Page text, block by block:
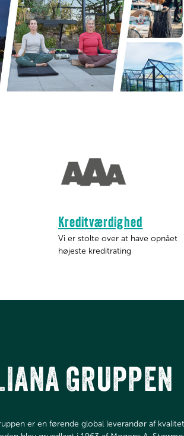
Kreditværdighed
Vi er stolte over at have opnået
højeste kreditrating
GRUPPEN
er en førende global leverandør af